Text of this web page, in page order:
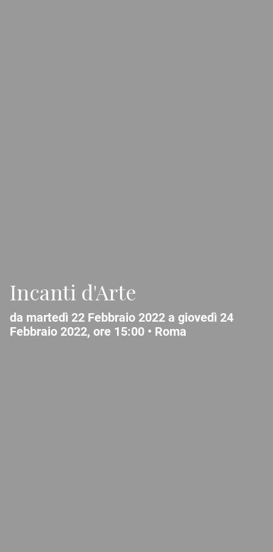
Incanti d'Arte
da martedì 22 Febbraio 2022 a giovedì 24
Febbraio 2022, ore 15:00 • Roma